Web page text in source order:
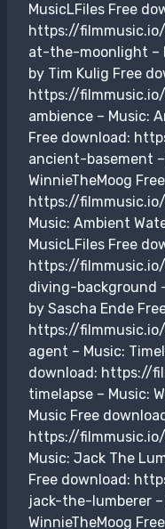
MusicLFiles Free
https://
at-the-moonlight –
by Tim Kulig Free
https://
ambience – Music:
Free download:
ancient-basement
WinnieTheMoog
https://
Music: Ambient
MusicLFiles Free
https://
diving-background
by Sascha Ende
https://
agent – Music:
download: https://
timelapse – Music:
Music Free
https://
Music: Jack The
Free download:
jack-the-lumberer –
WinnieTheMoog